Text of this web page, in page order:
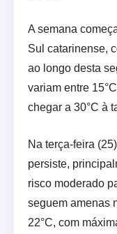
A semana
Sul catarinense,
ao longo desta
variam entre
chegar a 30°C à
Na terça-feira
persiste,
risco moderado
seguem amenas
22°C, com